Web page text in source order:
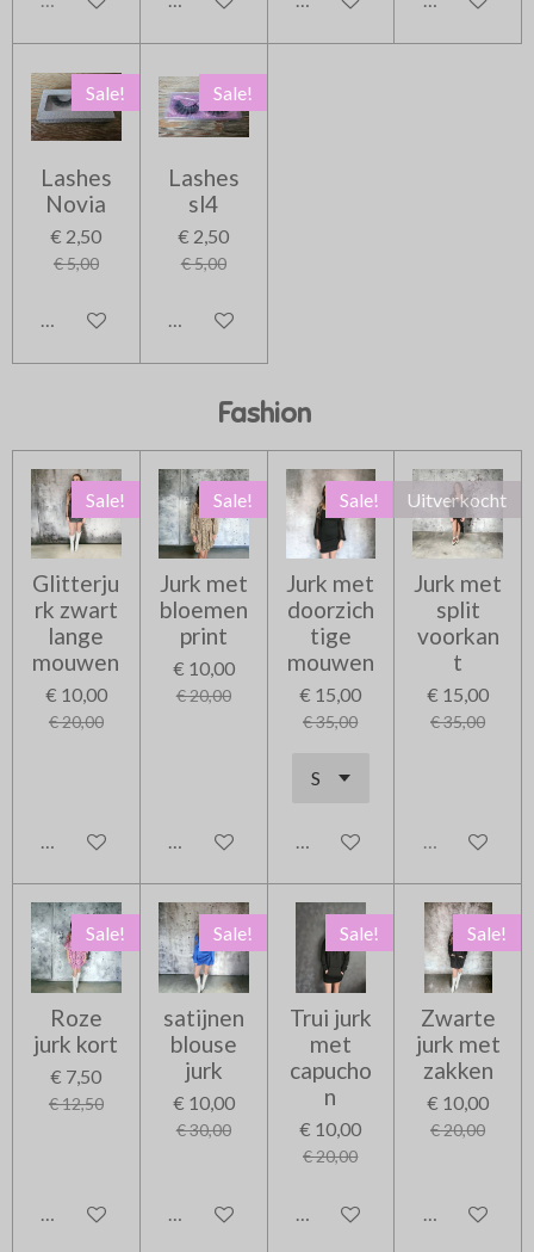
Sale!
Lashes
Novia
€ 2,50
€ 5,00
In winkelwagen
Sale!
Lashes
sl4
€ 2,50
€ 5,00
In winkelwagen
Fashion
Sale!
Glitterju
rk zwart
lange
mouwen
€ 10,00
€ 20,00
In winkelwagen
Sale!
Jurk met
bloemen
print
€ 10,00
€ 20,00
In winkelwagen
Sale!
Jurk met
doorzich
tige
mouwen
€ 15,00
€ 35,00
In winkelwagen
Uitverkocht
Jurk met
split
voorkan
t
€ 15,00
€ 35,00
Uitverkocht
Sale!
Roze
jurk kort
€ 7,50
€ 12,50
In winkelwagen
Sale!
satijnen
blouse
jurk
€ 10,00
€ 30,00
In winkelwagen
Sale!
Trui jurk
met
capucho
n
€ 10,00
€ 20,00
In winkelwagen
Sale!
Zwarte
jurk met
zakken
€ 10,00
€ 20,00
In